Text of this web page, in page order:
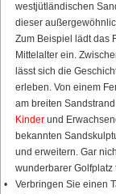
westjütländischen
dieser
Zum Beispiel lädt das
Mittelalter ein.
lässt sich die
erleben. Von einem
am breiten
Kinder und
bekannten
und erweitern. Gar
wunderbarer Golfplatz
Verbringen Sie einen